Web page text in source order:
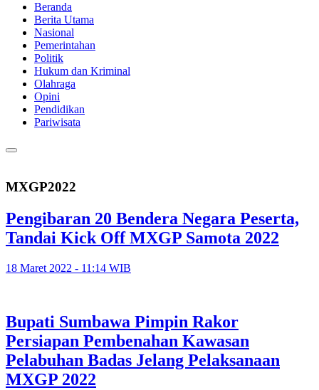
Beranda
Berita Utama
Nasional
Pemerintahan
Politik
Hukum dan Kriminal
Olahraga
Opini
Pendidikan
Pariwisata
MXGP2022
Pengibaran 20 Bendera Negara Peserta,
Tandai Kick Off MXGP Samota 2022
18 Maret 2022 - 11:14 WIB
Bupati Sumbawa Pimpin Rakor
Persiapan Pembenahan Kawasan
Pelabuhan Badas Jelang Pelaksanaan
MXGP 2022